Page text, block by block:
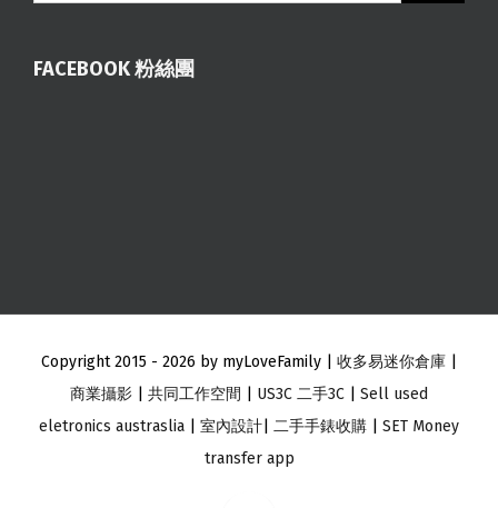
FACEBOOK 粉絲團
Copyright 2015 - 2026 by myLoveFamily | 收多易迷你倉庫
商業攝影
共同工作空間 US3C 二手3C
Sell used
eletronics austraslia
室內設計 二手手錶收購
SET Money
transfer app